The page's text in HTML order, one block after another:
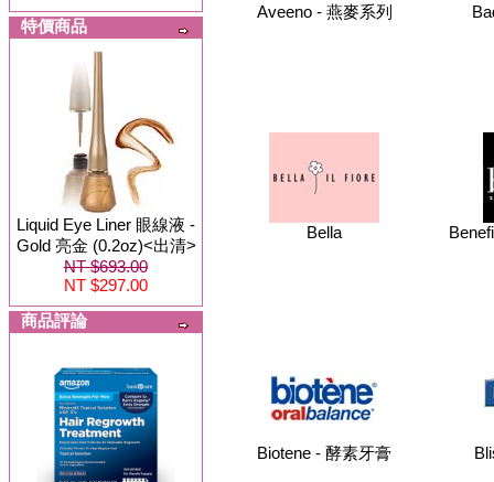
特價商品
Liquid Eye Liner 眼線液 -
Gold 亮金 (0.2oz)<出清>
NT $693.00
NT $297.00
商品評論
Aveeno - 燕麥系列
Bella
Biotene - 酵素牙膏